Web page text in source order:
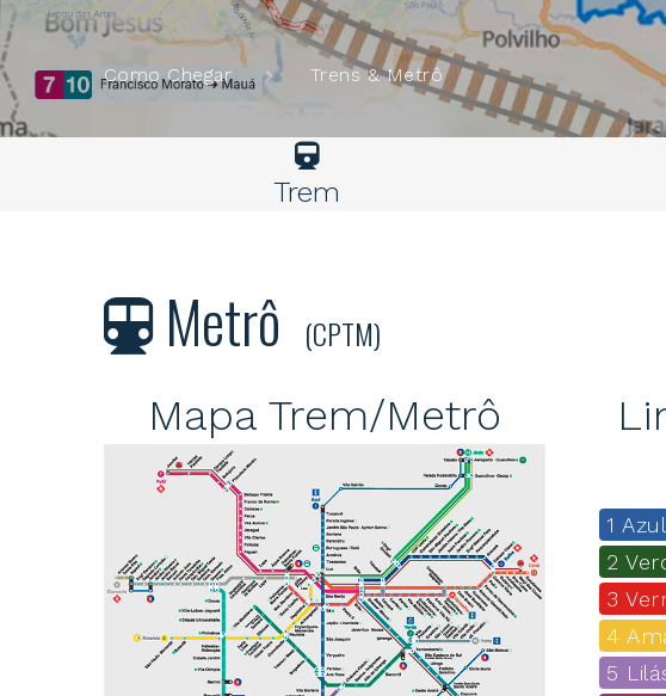
Como Chegar Trens & Metrô
Trem
Metrô (CPTM)
Mapa Trem/Metrô
1 Azul
2
3
4
5